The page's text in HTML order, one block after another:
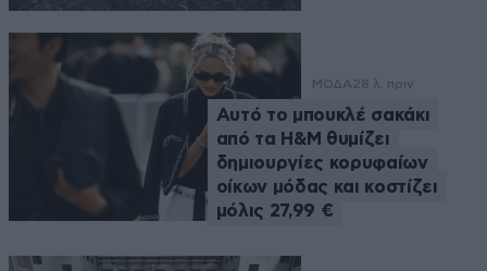
ΜΟΔΑ28 λ. πριν
Αυτό το μπουκλέ σακάκι
από τα H&M θυμίζει
δημιουργίες κορυφαίων
οίκων μόδας και κοστίζει
μόλις 27,99 €